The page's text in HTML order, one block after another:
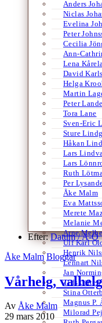
Anders
Niclas
Evelina
Peter
Cecilia
Ann-
Lena
David
Helga
Martin
Peter
Tora Lane
Sven-Eric
Sture
Håkan
Lars
Lars
Ruth
Per
Åke Malm
Eva
Merete
Melanie
Arne
Ulf Karl
Henrik
Lennart
Jan
Stina
Magnus P.
Milorad
Efter:Datum /A-Ö
Åke Malm Bloggar
Vårhelg,
Av Åke Malm
29 mars 2010